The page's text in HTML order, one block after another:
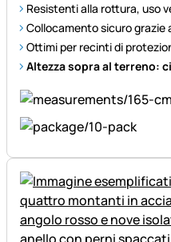
Resistenti alla rottura, uso
Collocamento sicuro grazie
Ottimi per recinti di
Altezza sopra al terreno: